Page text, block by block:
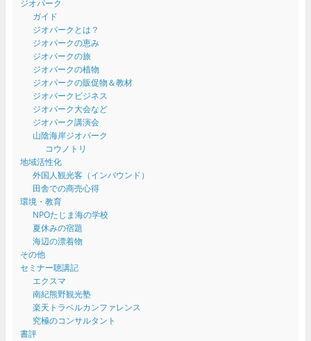
ジオパーク
ガイド
ジオパークとは？
ジオパークの恵み
ジオパークの旅
ジオパークの植物
ジオパークの販促物＆教材
ジオパークビジネス
ジオパーク大会など
ジオパーク講演会
山陰海岸ジオパーク
コウノトリ
地域活性化
外国人観光客（インバウンド）
田舎での商売心得
環境・教育
NPOたじま海の学校
夏休みの宿題
海辺の漂着物
その他
セミナー聴講記
エクスマ
南紀熊野観光塾
楽天トラベルカンファレンス
究極のコンサルタント
書評